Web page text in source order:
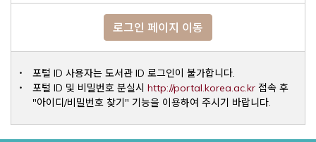
로그인 페이지 이동
포털 ID 사용자는 도서관 ID 로그인이 불가합니다.
포털 ID 및 비밀번호 분실시 http://portal.korea.ac.krOpens a
접속 후
"아이디/비밀번호 찾기" 기능을 이용하여 주시기 바랍니다.